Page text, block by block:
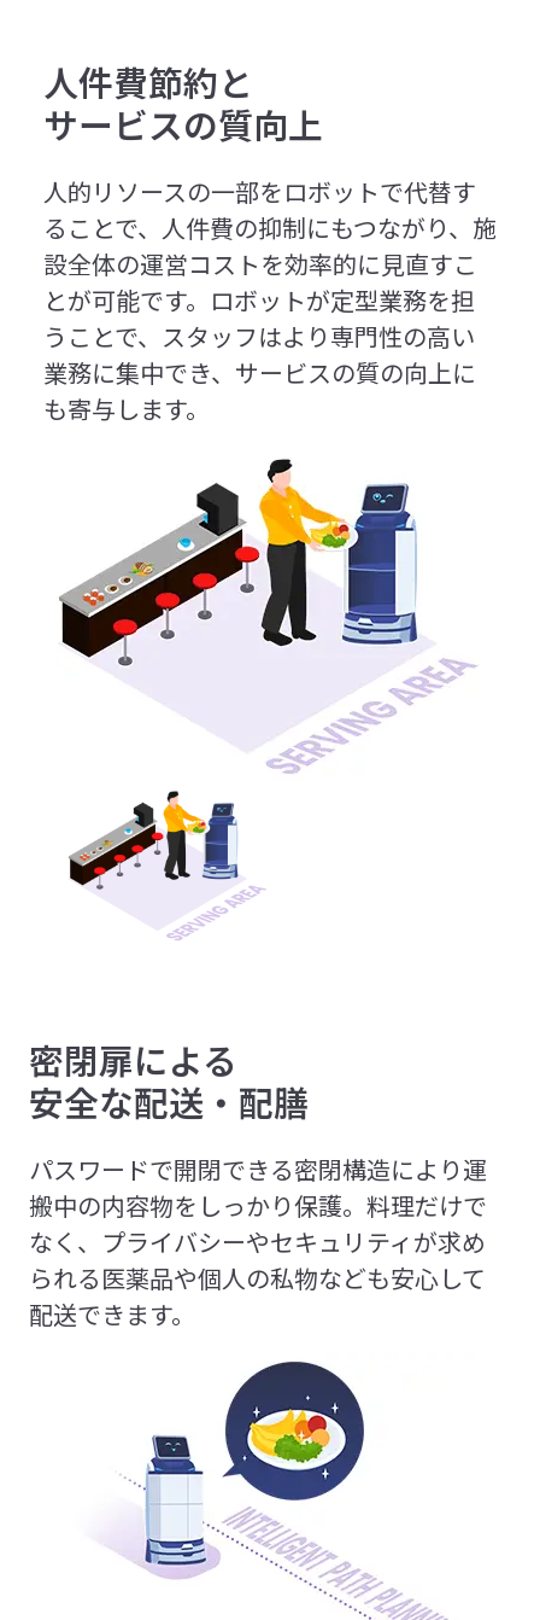
人件費節約と
サービスの質向上
人的リソースの一部をロボットで代替す
ることで、人件費の抑制にもつながり、施
設全体の運営コストを効率的に見直すこ
とが可能です。ロボットが定型業務を担
うことで、スタッフはより専門性の高い
業務に集中でき、サービスの質の向上に
も寄与します。
密閉扉による
安全な配送・配膳
パスワードで開閉できる密閉構造により運
搬中の内容物をしっかり保護。料理だけで
なく、プライバシーやセキュリティが求め
られる医薬品や個人の私物なども安心して
配送できます。